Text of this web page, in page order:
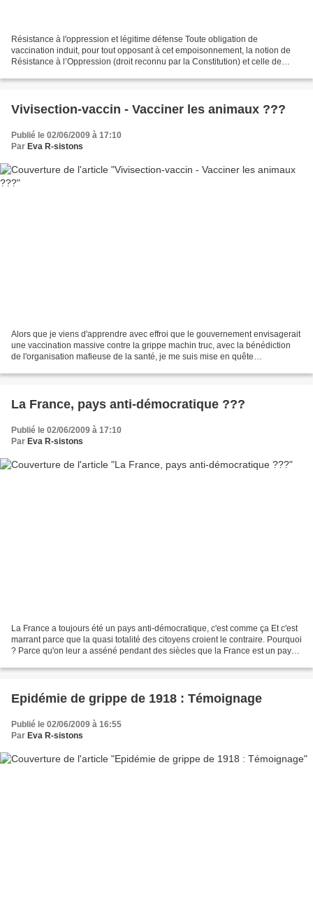
Résistance à l'oppression et légitime défense Toute obligation de
vaccination induit, pour tout opposant à cet empoisonnement, la notion de
Résistance à l’Oppression (droit reconnu par la Constitution) et celle de
Vivisection-vaccin - Vacciner les animaux ???
Publié le 02/06/2009 à 17:10
Par Eva R-sistons
Alors que je viens d'apprendre avec effroi que le gouvernement envisagerait
une vaccination massive contre la grippe machin truc, avec la bénédiction
de l'organisation mafieuse de la santé, je me suis mise en quête
La France, pays anti-démocratique ???
Publié le 02/06/2009 à 17:10
Par Eva R-sistons
La France a toujours été un pays anti-démocratique, c'est comme ça Et c'est
marrant parce que la quasi totalité des citoyens croient le contraire. Pourquoi
? Parce qu'on leur a asséné pendant des siècles que la France est un pays
Epidémie de grippe de 1918 : Témoignage
Publié le 02/06/2009 à 16:55
Par Eva R-sistons